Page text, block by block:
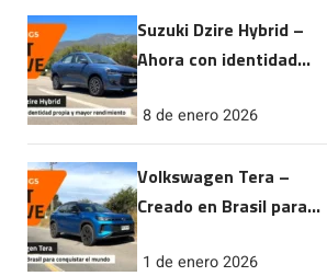
Suzuki Dzire Hybrid –
Ahora con identidad
rendimiento
8 de enero 2026
Volkswagen Tera –
Creado en Brasil para
1 de enero 2026